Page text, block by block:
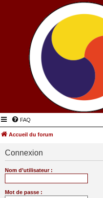
FAQ
Accueil du forum
Connexion
Nom d’utilisateur :
Mot de passe :